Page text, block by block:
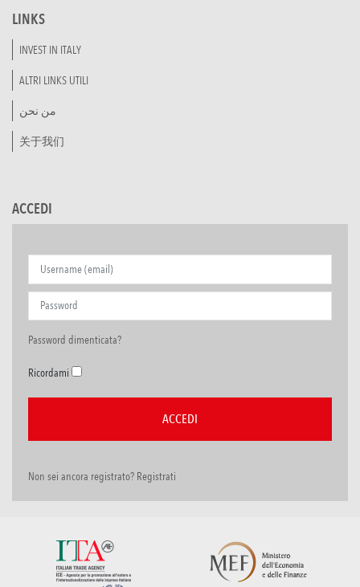
LINKS
INVEST IN ITALY
ALTRI LINKS UTILI
من نحن
关于我们
ACCEDI
Password dimenticata?
Ricordami
Non sei ancora registrato? Registrati